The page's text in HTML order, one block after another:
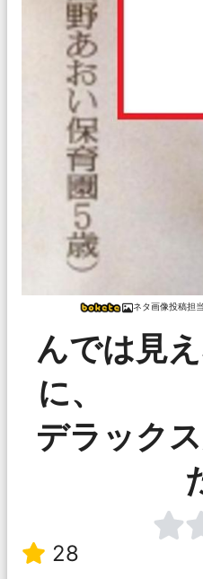
ネタ画像投稿担
んでは見
に、
デラック
28